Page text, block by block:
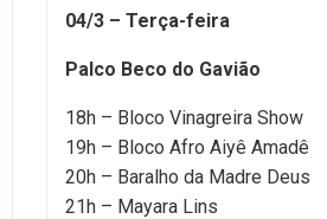
04/3 – Terça-feira
Palco Beco do Gavião
18h – Bloco Vinagreira Show
19h – Bloco Afro Aiyê Amadê
20h – Baralho da Madre Deus
21h – Mayara Lins